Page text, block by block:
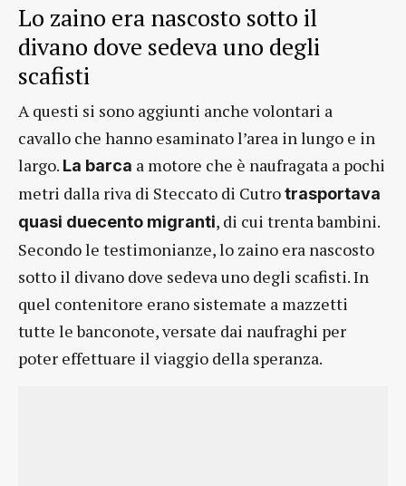
Lo zaino era nascosto sotto il
divano dove sedeva uno degli
scafisti
A questi si sono aggiunti anche volontari a
cavallo che hanno esaminato l’area in lungo e in
largo. La barca a motore che è naufragata a pochi
metri dalla riva di Steccato di Cutrotrasportava
quasi duecento migranti, di cui trenta bambini.
Secondo le testimonianze, lo zaino era nascosto
sotto il divano dove sedeva uno degli scafisti. In
quel contenitore erano sistemate a mazzetti
tutte le banconote, versate dai naufraghi per
poter effettuare il viaggio della speranza.